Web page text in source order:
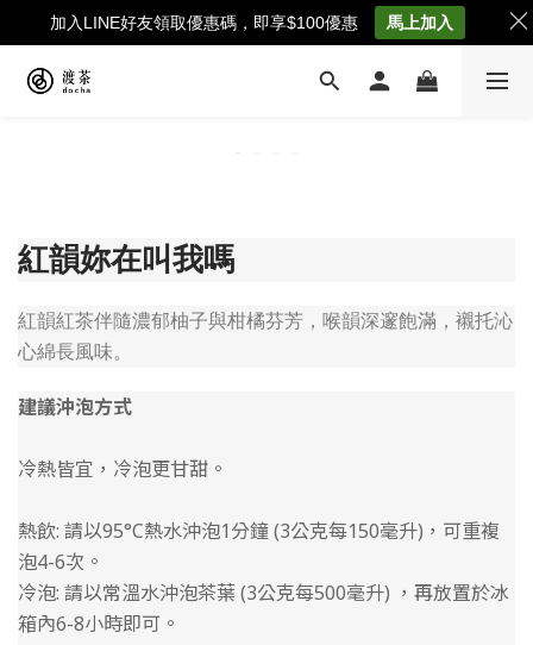
紅韻妳在叫我嗎
紅韻紅茶伴隨濃郁柚子與柑橘芬芳，喉韻深邃飽滿，襯托沁
心綿長風味。
建議沖泡方式
冷熱皆宜，冷泡更甘甜。
熱飲: 請以95°C熱水沖泡1分鐘 (3公克每150毫升)，可重複
泡4-6次。
冷泡: 請以常溫水沖泡茶葉 (3公克每500毫升) ，再放置於冰
箱內6-8小時即可。
加入LINE好友領取優惠碼，即享$100優惠 馬上加入